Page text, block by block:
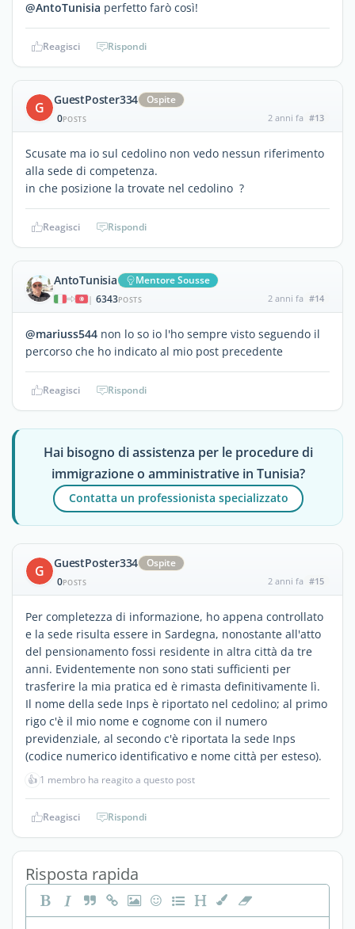
@AntoTunisia perfetto farò così!
Reagisci Rispondi
G GuestPoster334
Ospite
0POSTS 2 anni fa #13
Scusate ma io sul cedolino non vedo nessun riferimento
alla sede di competenza.
in che posizione la trovate nel cedolino ?
Reagisci Rispondi
AntoTunisia Mentore Sousse
| 6343POSTS 2 anni fa #14
@mariuss544 non lo so io l'ho sempre visto seguendo il
percorso che ho indicato al mio post precedente
Reagisci Rispondi
Hai bisogno di assistenza per le procedure di
immigrazione o amministrative in Tunisia?
Contatta un professionista specializzato
G GuestPoster334
Ospite
0POSTS 2 anni fa #15
Per completezza di informazione, ho appena controllato
e la sede risulta essere in Sardegna, nonostante all'atto
del pensionamento fossi residente in altra città da tre
anni. Evidentemente non sono stati sufficienti per
trasferire la mia pratica ed è rimasta definitivamente lì.
Il nome della sede Inps è riportato nel cedolino; al primo
rigo c'è il mio nome e cognome con il numero
previdenziale, al secondo c'è riportata la sede Inps
(codice numerico identificativo e nome città per esteso).
👍 1 membro ha reagito a questo post
Reagisci Rispondi
Risposta rapida